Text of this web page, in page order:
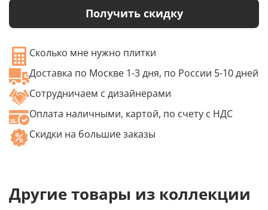
Получить скидку
Сколько мне нужно плитки
Доставка по Москве 1-3 дня, по России 5-10 дней
Сотрудничаем с дизайнерами
Оплата наличными, картой, по счету с НДС
Скидки на большие заказы
Другие товары из коллекции